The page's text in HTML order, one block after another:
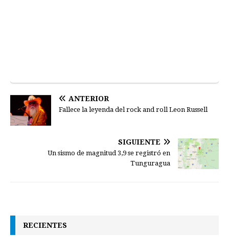
ANTERIOR
Fallece la leyenda del rock and roll Leon Russell
SIGUIENTE
Un sismo de magnitud 3,9 se registró en
Tunguragua
RECIENTES